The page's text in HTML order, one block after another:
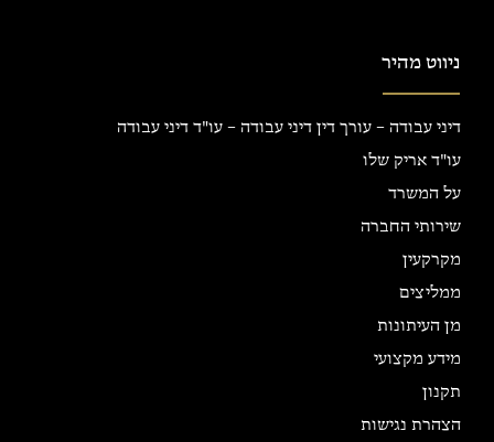
ניווט מהיר
דיני עבודה – עורך דין דיני עבודה – עו"ד דיני עבודה
עו"ד אריק שלו
על המשרד
שירותי החברה
מקרקעין
ממליצים
מן העיתונות
מידע מקצועי
תקנון
הצהרת נגישות